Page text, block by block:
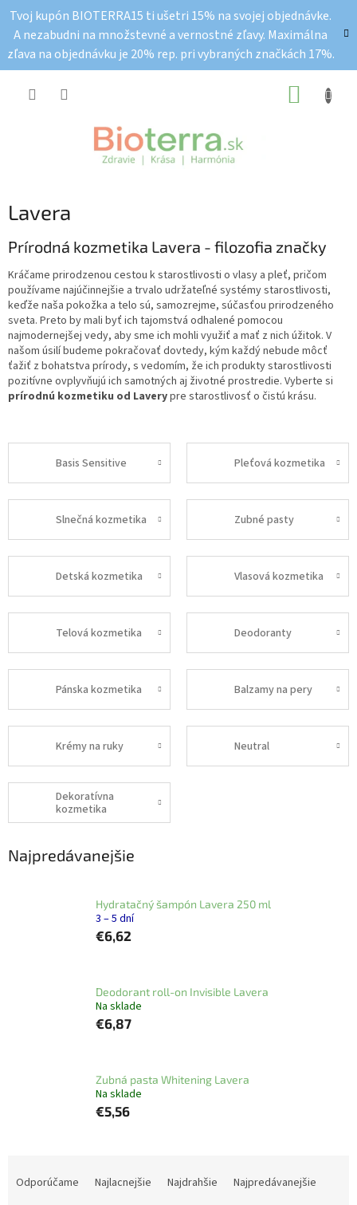
obsah
Tvoj kupón BIOTERRA15 ti ušetri 15% na svojej objednávke.
A nezabudni na množstevné a vernostné zľavy. Maximálna
zľava na objednávku je 20% rep. pri vybraných značkách 17%.
Lavera
Prírodná kozmetika Lavera - filozofia značky
Kráčame prirodzenou cestou k starostlivosti o vlasy a pleť, pričom
používame najúčinnejšie a trvalo udržateľné systémy starostlivosti,
keďže naša pokožka a telo sú, samozrejme, súčasťou prirodzeného
sveta. Preto by mali byť ich tajomstvá odhalené pomocou
najmodernejšej vedy, aby sme ich mohli využiť a mať z nich úžitok. V
našom úsilí budeme pokračovať dovtedy, kým každý nebude môcť
ťažiť z bohatstva prírody, s vedomím, že ich produkty starostlivosti
pozitívne ovplyvňujú ich samotných aj životné prostredie. Vyberte si
prírodnú kozmetiku od Laverypre starostlivosť o čistú krásu.
Basis Sensitive Pleťová kozmetika
Slnečná kozmetika Zubné pasty
Detská kozmetika Vlasová kozmetika
Telová kozmetika Deodoranty
Pánska kozmetika Balzamy na pery
Krémy na ruky Neutral
Dekoratívna
kozmetika
Najpredávanejšie
Hydratačný šampón Lavera 250 ml
3 – 5 dní
€6,62
Deodorant roll-on Invisible Lavera
Na sklade
€6,87
Zubná pasta Whitening Lavera
Na sklade
€5,56
Odporúčame Najlacnejšie Najdrahšie
Najpredávanejšie